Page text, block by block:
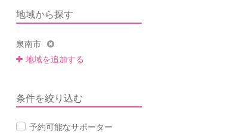
地域から探す
泉南市
地域を追加する
条件を絞り込む
予約可能なサポーター